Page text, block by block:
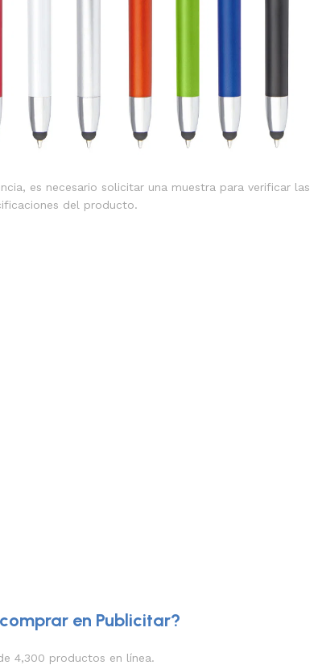
es necesario solicitar una muestra para verificar las
del producto.
en Publicitar?
4,300 productos en línea.